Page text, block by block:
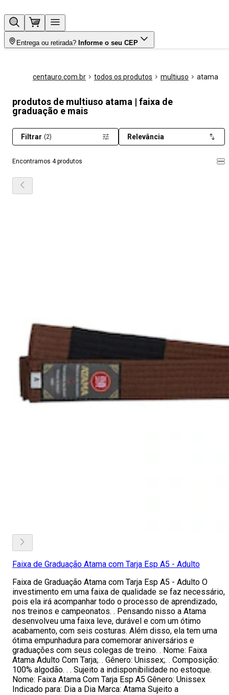
Entrega ou retirada? Informe o seu CEP
centauro.com.br todos os produtos multiuso atama
produtos de multiuso atama | faixa de
graduação e mais
Encontramos 4 produtos
Filtrar (2) Relevância
Faixa de Graduação Atama com Tarja Esp A5 - Adulto
Faixa de Graduação Atama com Tarja Esp A5 - Adulto O
investimento em uma faixa de qualidade se faz necessário,
pois ela irá acompanhar todo o processo de aprendizado,
nos treinos e campeonatos. . Pensando nisso a Atama
desenvolveu uma faixa leve, durável e com um ótimo
acabamento, com seis costuras. Além disso, ela tem uma
ótima empunhadura para comemorar aniversários e
graduações com seus colegas de treino. . Nome: Faixa
Atama Adulto Com Tarja;. . Gênero: Unissex;. . Composição:
100% algodão. . . Sujeito a indisponibilidade no estoque.
Nome: Faixa Atama Com Tarja Esp A5 Gênero: Unissex
Indicado para: Dia a Dia Marca: Atama Sujeito a